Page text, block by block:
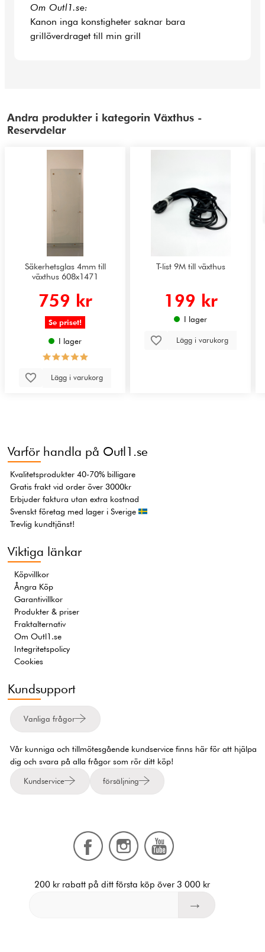
Om Outl1.se:
Kanon inga konstigheter saknar bara
grillöverdraget till min grill
Andra produkter i kategorin Växthus -
Reservdelar
Säkerhetsglas 4mm till
växthus 608x1471
759 kr
Se priset!
I lager
Lägg i varukorg
T-list 9M till växthus
199 kr
I lager
Lägg i varukorg
Varför handla på Outl1.se
Kvalitetsprodukter 40-70% billigare
Gratis frakt vid order över 3000kr
Erbjuder faktura utan extra kostnad
Svenskt företag med lager i Sverige
Trevlig kundtjänst!
Viktiga länkar
Köpvillkor
Ångra Köp
Garantivillkor
Produkter & priser
Fraktalternativ
Om Outl1.se
Integritetspolicy
Cookies
Kundsupport
Vanliga frågor
Vår kunniga och tillmötesgående kundservice finns här för att hjälpa
dig och svara på alla frågor som rör ditt köp!
Kundservice försäljning
200 kr rabatt på ditt första köp över 3 000 kr